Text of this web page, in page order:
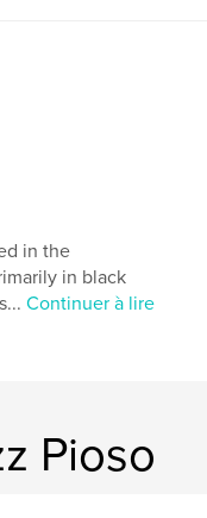
cm
, street
in the
in black
Continuer à lire
Pioso